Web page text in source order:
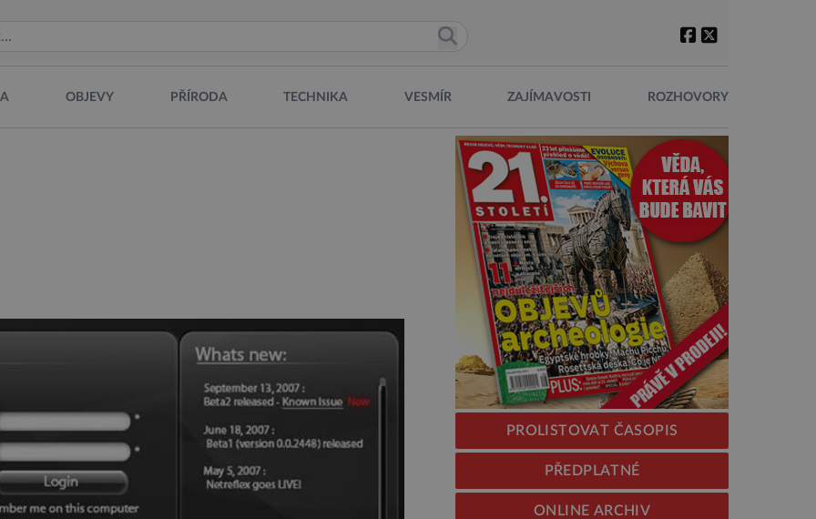
OBJEVY PŘÍRODA TECHNIKA VESMÍR ZAJÍMAVOSTI ROZHOVORY
PROLISTOVAT ČASOPIS
PŘEDPLATNÉ
ONLINE ARCHIV